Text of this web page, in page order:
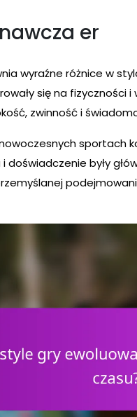
er
wyraźne różnice w
się na fizyczności
zwinność i
sportach
doświadczenie były